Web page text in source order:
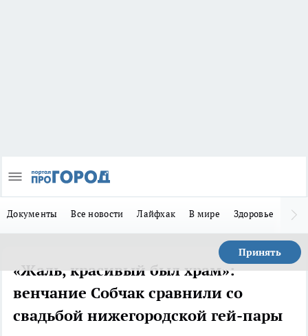
Документы Все новости Лайфхак В мире Здоровье
Принять
«Жаль, красивый был храм»:
венчание Собчак сравнили со
свадьбой нижегородской гей-пары